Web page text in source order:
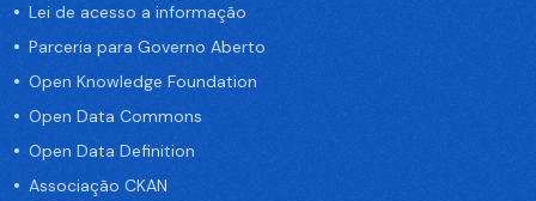
Lei de acesso a informação
Parceria para Governo Aberto
Open Knowledge Foundation
Open Data Commons
Open Data Definition
Associação CKAN